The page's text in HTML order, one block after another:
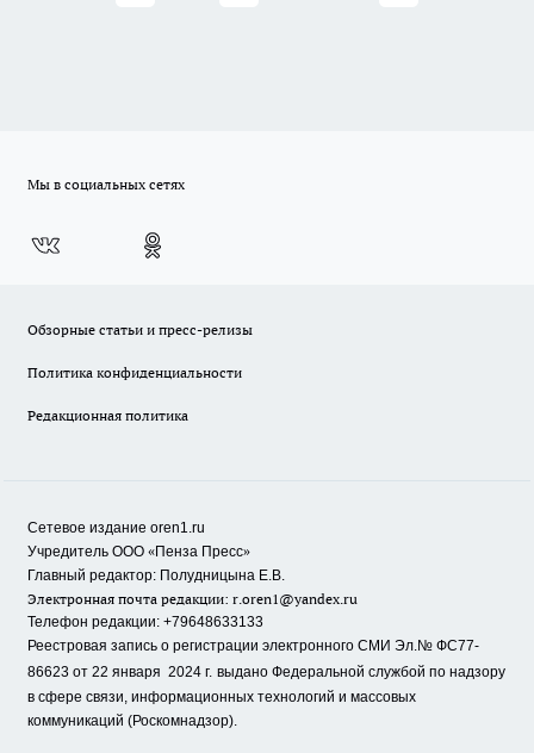
Мы в социальных сетях
Обзорные статьи и пресс-релизы
Политика конфиденциальности
Редакционная политика
Сетевое издание oren1.ru
Учредитель ООО «Пенза Пресс»
Главный редактор: Полудницына Е.В.
Электронная почта редакции: r.oren1@yandex.ru
Телефон редакции: +79648633133
Реестровая запись о регистрации электронного СМИ Эл.№ ФС77-
86623 от 22 января 2024 г. выдано Федеральной службой по надзору
в сфере связи, информационных технологий и массовых
коммуникаций (Роскомнадзор).